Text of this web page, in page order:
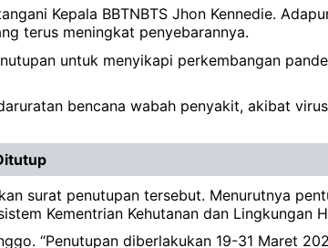
Kepala BBTNBTS Jhon Kennedie.
terus meningkat penyebarannya.
untuk menyikapi perkembangan
bencana wabah penyakit, akibat
surat penutupan tersebut. Menurutnya
Kementrian Kehutanan dan Lingkungan
“Penutupan diberlakukan 19-31 Maret